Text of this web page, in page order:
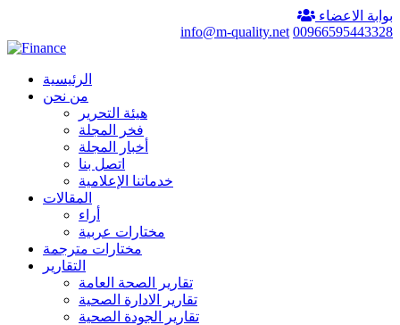
بوابة الاعضاء
00966595443328
info@m-quality.net
الرئيسية
من نحن
هيئة التحرير
فخر المجلة
أخبار المجلة
اتصل بنا
خدماتنا الإعلامية
المقالات
أراء
مختارات عربية
مختارات مترجمة
التقارير
تقارير الصحة العامة
تقارير الادارة الصحية
تقارير الجودة الصحية